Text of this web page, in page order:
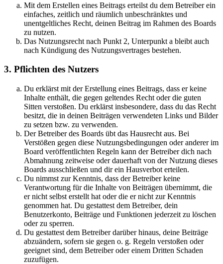
Mit dem Erstellen eines Beitrags erteilst du dem Betreiber ein
einfaches, zeitlich und räumlich unbeschränktes und
unentgeltliches Recht, deinen Beitrag im Rahmen des Boards
zu nutzen.
Das Nutzungsrecht nach Punkt 2, Unterpunkt a bleibt auch
nach Kündigung des Nutzungsvertrages bestehen.
3. Pflichten des Nutzers
Du erklärst mit der Erstellung eines Beitrags, dass er keine
Inhalte enthält, die gegen geltendes Recht oder die guten
Sitten verstoßen. Du erklärst insbesondere, dass du das Recht
besitzt, die in deinen Beiträgen verwendeten Links und Bilder
zu setzen bzw. zu verwenden.
Der Betreiber des Boards übt das Hausrecht aus. Bei
Verstößen gegen diese Nutzungsbedingungen oder anderer im
Board veröffentlichten Regeln kann der Betreiber dich nach
Abmahnung zeitweise oder dauerhaft von der Nutzung dieses
Boards ausschließen und dir ein Hausverbot erteilen.
Du nimmst zur Kenntnis, dass der Betreiber keine
Verantwortung für die Inhalte von Beiträgen übernimmt, die
er nicht selbst erstellt hat oder die er nicht zur Kenntnis
genommen hat. Du gestattest dem Betreiber, dein
Benutzerkonto, Beiträge und Funktionen jederzeit zu löschen
oder zu sperren.
Du gestattest dem Betreiber darüber hinaus, deine Beiträge
abzuändern, sofern sie gegen o. g. Regeln verstoßen oder
geeignet sind, dem Betreiber oder einem Dritten Schaden
zuzufügen.